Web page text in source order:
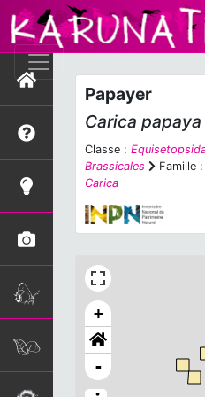
Papayer
Carica papaya
Classe :
Brassicales
Famille :
Carica
+
-